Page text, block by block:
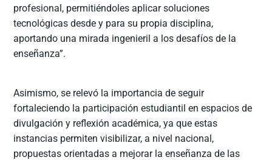
profesional, permitiéndoles aplicar soluciones
tecnológicas desde y para su propia disciplina,
aportando una mirada ingenieril a los desafíos de la
enseñanza”.
Asimismo, se relevó la importancia de seguir
fortaleciendo la participación estudiantil en espacios de
divulgación y reflexión académica, ya que estas
instancias permiten visibilizar, a nivel nacional,
propuestas orientadas a mejorar la enseñanza de las